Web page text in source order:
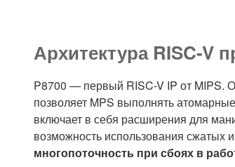
Архитектура RISC-V
P8700 — первый RISC-V IP от MIPS.
позволяет MPS выполнять
включает в себя расширения для
возможность использования сжатых
многопоточность при сбоях в